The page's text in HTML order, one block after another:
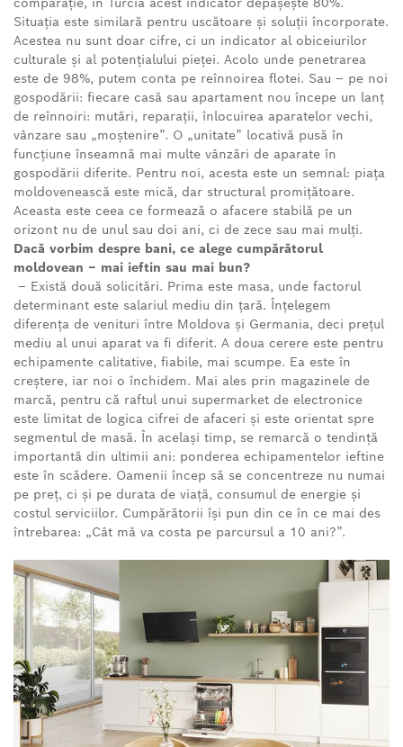
Situația este similară pentru uscătoare și soluții încorporate.
Acestea nu sunt doar cifre, ci un indicator al obiceiurilor
culturale și al potențialului pieței. Acolo unde penetrarea
este de 98%, putem conta pe reînnoirea flotei. Sau – pe noi
gospodării: fiecare casă sau apartament nou începe un lanț
de reînnoiri: mutări, reparații, înlocuirea aparatelor vechi,
vânzare sau „moștenire”. O „unitate” locativă pusă în
funcțiune înseamnă mai multe vânzări de aparate în
gospodării diferite. Pentru noi, acesta este un semnal: piața
moldovenească este mică, dar structural promițătoare.
Aceasta este ceea ce formează o afacere stabilă pe un
orizont nu de unul sau doi ani, ci de zece sau mai mulți.
Dacă vorbim despre bani, ce alege cumpărătorul
moldovean – mai ieftin sau mai bun?
– Există două solicitări. Prima este masa, unde factorul
determinant este salariul mediu din țară. Înțelegem
diferența de venituri între Moldova și Germania, deci prețul
mediu al unui aparat va fi diferit. A doua cerere este pentru
echipamente calitative, fiabile, mai scumpe. Ea este în
creștere, iar noi o închidem. Mai ales prin magazinele de
marcă, pentru că raftul unui supermarket de electronice
este limitat de logica cifrei de afaceri și este orientat spre
segmentul de masă. În același timp, se remarcă o tendință
importantă din ultimii ani: ponderea echipamentelor ieftine
este în scădere. Oamenii încep să se concentreze nu numai
pe preț, ci și pe durata de viață, consumul de energie și
costul serviciilor. Cumpărătorii își pun din ce în ce mai des
întrebarea: „Cât mă va costa pe parcursul a 10 ani?”.